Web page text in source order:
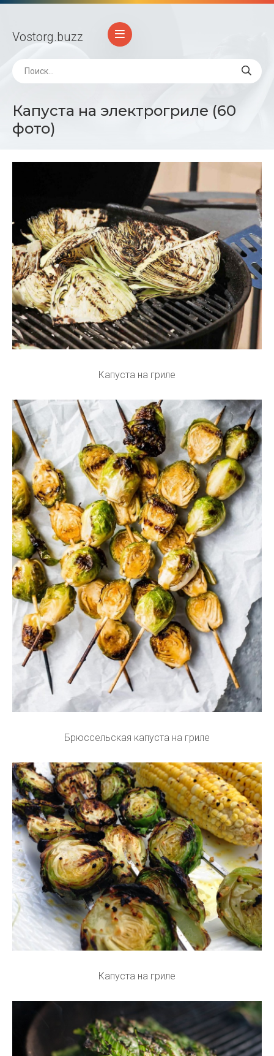
Vostorg.buzz
Капуста на электрогриле (60
фото)
Капуста на гриле
Брюссельская капуста на гриле
Капуста на гриле